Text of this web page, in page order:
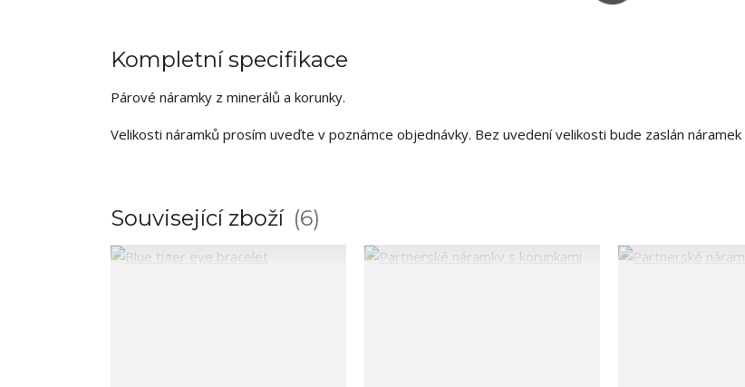
Kompletní specifikace
Párové náramky z minerálů a korunky.
Velikosti náramků prosím uveďte v poznámce objednávky. Bez uvedení velikosti bude zaslán
Související zboží 6